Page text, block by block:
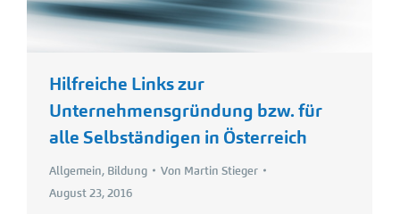
Hilfreiche Links zur
Unternehmensgründung bzw. für
alle Selbständigen in Österreich
Allgemein, Bildung Von Martin Stieger
August 23, 2016